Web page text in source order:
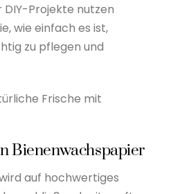
Projekte nutzen
wie einfach es ist,
zu pflegen und
Frische mit
Bienenwachspapier
auf hochwertiges